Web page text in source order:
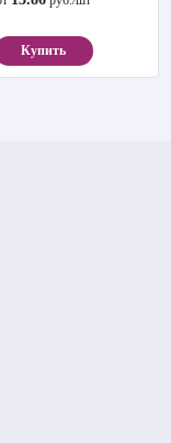
Купить